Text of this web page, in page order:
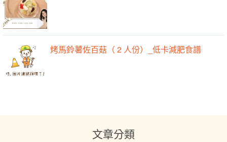
烤馬鈴薯佐百菇（ 2 人份）_低卡減肥食譜
文章分類